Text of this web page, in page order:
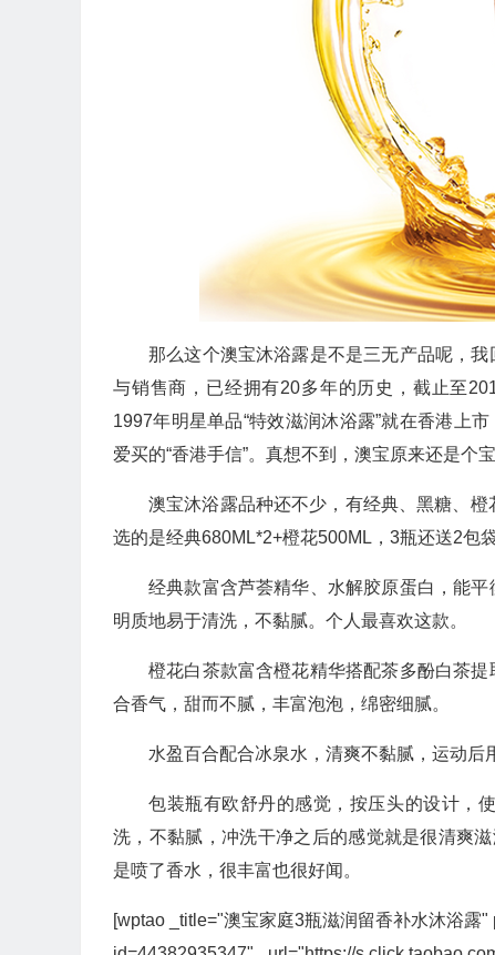
那么这个澳宝沐浴露是不是三无产品呢，
与销售商，已经拥有20多年的历史，截止至
1997年明星单品“特效滋润沐浴露”就在香港上
爱买的“香港手信”。真想不到，澳宝原来还是个
澳宝沐浴露品种还不少，有经典、黑糖、
选的是经典680ML*2+橙花500ML，3瓶还送2包
经典款富含芦荟精华、水解胶原蛋白，能
明质地易于清洗，不黏腻。个人最喜欢这款。
橙花白茶款富含橙花精华搭配茶多酚白茶
合香气，甜而不腻，丰富泡泡，绵密细腻。
水盈百合配合冰泉水，清爽不黏腻，运动后
包装瓶有欧舒丹的感觉，按压头的设计，
洗，不黏腻，冲洗干净之后的感觉就是很清爽
是喷了香水，很丰富也很好闻。
[wptao _title="澳宝家庭3瓶滋润留香补水沐浴露